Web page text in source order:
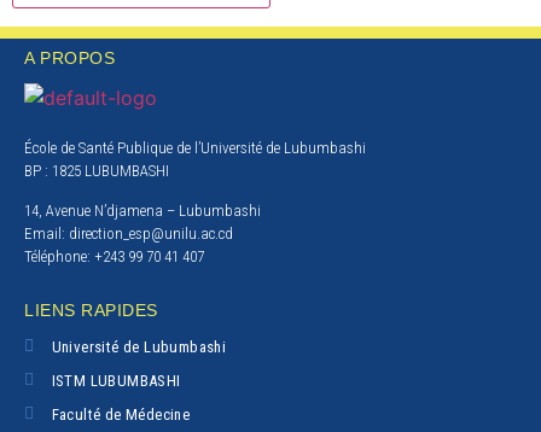
A PROPOS
École de Santé Publique de l’Université de Lubumbashi
BP : 1825 LUBUMBASHI
14, Avenue N’djamena – Lubumbashi
Email: direction_esp@unilu.ac.cd
Téléphone: +243 99 70 41 407
LIENS RAPIDES
Université de Lubumbashi
ISTM LUBUMBASHI
Faculté de Médecine